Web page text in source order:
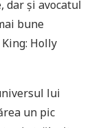
dar și avocatul
bune
Holly
lui
un pic